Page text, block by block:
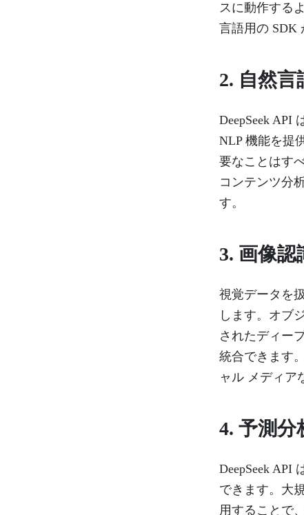
スに動作する
言語用の SDK
2. 自然言
DeepSeek API
NLP 機能を提
要なことはす
コンテンツ分
す。
3. 画像認
視覚データを
します。オブ
されたディー
統合できます
ャル メディア
4. 予測分
DeepSeek API
できます。大
用することで